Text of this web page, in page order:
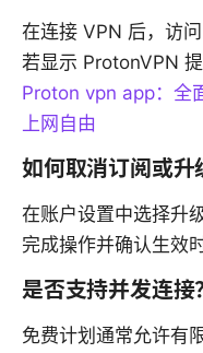
在连接 VPN 后，访
若显示 ProtonVPN
Proton vpn app：全
上网自由
如何取消订阅或升
在账户设置中选择升
完成操作并确认生效时
是否支持并发连接
免费计划通常允许有